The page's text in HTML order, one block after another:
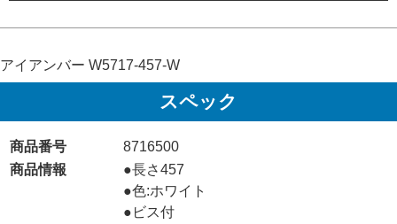
アイアンバー W5717-457-W
スペック
商品番号
8716500
商品情報
●長さ457
●色:ホワイト
●ビス付